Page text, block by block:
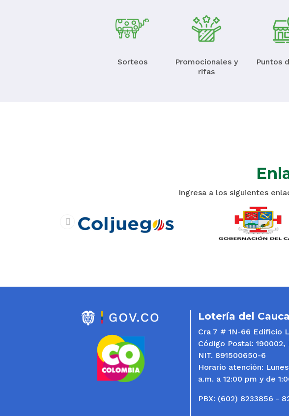
Sorteos
Promocionales y
rifas
Puntos
Ingresa a los siguientes
Lotería del Cauca
Cra 7 # 1N-66 Edificio
Código Postal: 190002,
NIT. 891500650-6
Horario atención:
a.m. a 12:00 pm y de
PBX: (602) 8233856 -